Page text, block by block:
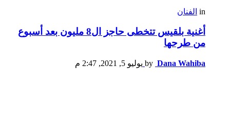
in الفنان
أغنية بلقيس تتخطى حاجز ال8 مليون بعد أسبوع
من طرحها
by Dana Wahiba يوليو 5, 2021, 2:47 م